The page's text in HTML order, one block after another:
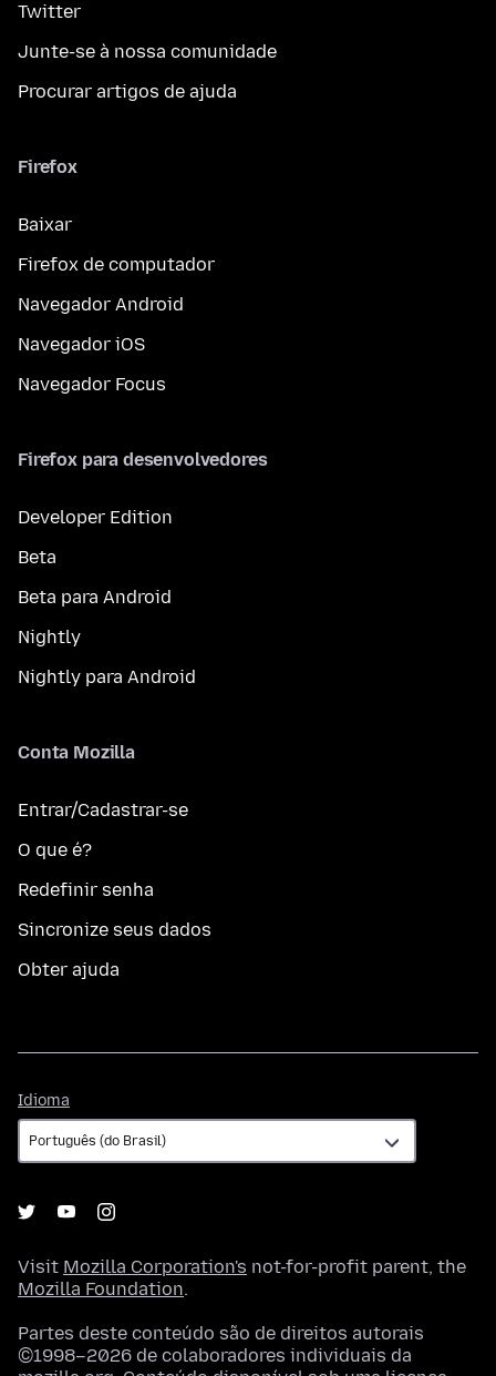
Twitter
Junte-se à nossa comunidade
Procurar artigos de ajuda
Firefox
Baixar
Firefox de computador
Navegador Android
Navegador iOS
Navegador Focus
Firefox para desenvolvedores
Developer Edition
Beta
Beta para Android
Nightly
Nightly para Android
Conta Mozilla
Entrar/Cadastrar-se
O que é?
Redefinir senha
Sincronize seus dados
Obter ajuda
Idioma
Visit Mozilla Corporation's not-for-profit parent, the
Mozilla Foundation.
Partes deste conteúdo são de direitos autorais
©1998–2026 de colaboradores individuais da